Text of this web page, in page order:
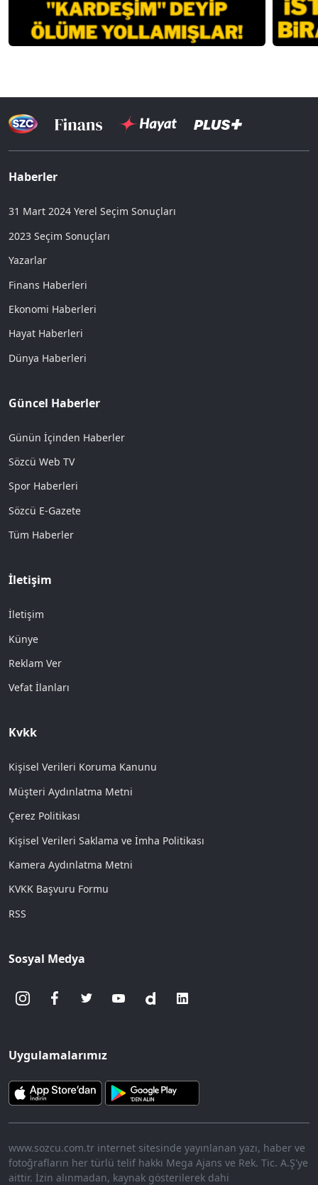
Haberler
31 Mart 2024 Yerel Seçim Sonuçları
2023 Seçim Sonuçları
Yazarlar
Finans Haberleri
Ekonomi Haberleri
Hayat Haberleri
Dünya Haberleri
Güncel Haberler
Günün İçinden Haberler
Sözcü Web TV
Spor Haberleri
Sözcü E-Gazete
Tüm Haberler
İletişim
İletişim
Künye
Reklam Ver
Vefat İlanları
Kvkk
Kişisel Verileri Koruma Kanunu
Müşteri Aydınlatma Metni
Çerez Politikası
Kişisel Verileri Saklama ve İmha Politikası
Kamera Aydınlatma Metni
KVKK Başvuru Formu
RSS
Sosyal Medya
Uygulamalarımız
www.sozcu.com.tr internet sitesinde yayınlanan yazı, haber ve
fotoğrafların her türlü telif hakkı Mega Ajans ve Rek. Tic. A.Ş'ye
aittir. İzin alınmadan, kaynak gösterilerek dahi